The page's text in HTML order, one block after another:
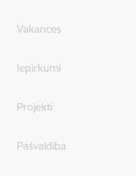
Vakances
Iepirkumi
Projekti
Pašvaldība